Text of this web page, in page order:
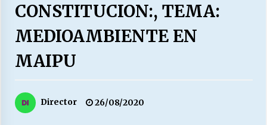
“ORGULLOSOS DE SER DC” SALUDA EL
27/07/2026
CONSTITUCION:, TEMA:
MEDIOAMBIENTE EN
MAIPU
Director 26/08/2020